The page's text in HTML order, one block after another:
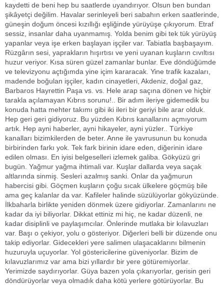
kaydetti de beni hep bu saatlerde uyandırıyor. Olsun ben bundan
şikâyetçi değilim. Havalar serinleyeli beri sabahın erken saatlerinde,
güneşin doğum öncesi kızıllığı eşliğinde yürüyüşe çıkıyorum. Etraf
sessiz, insanlar daha uyanmamış. Yolda benim gibi tek tük yürüyüş
yapanlar veya işe erken başlayan işçiler var. Tabiatla başbaşayım.
Rüzgârın sesi, yaprakların hışırtısı ve yeni uyanan kuşların cıvıltısı
huzur veriyor. Kısa süren güzel zamanlar bunlar. Eve döndüğümde
ve televizyonu açtığımda yine içim kararacak. Yine trafik kazaları,
madende boğulan işçiler, kadın cinayetleri, Akdeniz, doğal gaz,
Barbaros Hayrettin Paşa vs. vs. Hele arap saçına dönen ve hiçbir
tarakla açılamayan Kıbrıs sorunu!.. Bir adım ileriye gidemedik bu
konuda hatta mehter takımı gibi iki ileri bir geriyi bile arar olduk.
Hep geri geri gidiyoruz. Bu yüzden Kıbrıs kanallarını açmıyorum
artık. Hep ayni haberler, ayni hikayeler, ayni yüzler.. Türkiye
kanalları bizimkilerden de beter. Anne ile yavrusunun bu konuda
birbirinden farkı yok. Tek fark birinin idare eden, diğerinin idare
edilen olması. En iyisi belgeselleri izlemek galiba. Gökyüzü gri
bugün. Yağmur yağma ihtimali var. Kuşlar dallarda veya saçak
altlarında sinmiş. Sesleri azalmış sanki. Onlar da yağmurun
habercisi gibi. Göçmen kuşların çoğu sıcak ülkelere göçmüş bile
ama geç kalanlar da var. Kafileler halinde süzülüyorlar gökyüzünde.
İlkbaharla birlikte yeniden dönmek üzere gidiyorlar. Zamanlarını ne
kadar da iyi biliyorlar. Dikkat ettiniz mi hiç, ne kadar düzenli, ne
kadar disiplinli ve paylaşımcılar. Önlerinde mutlaka bir kılavuzları
var. Başı o çekiyor, yolu o gösteriyor. Diğerleri belli bir düzende onu
takip ediyorlar. Gidecekleri yere salimen ulaşacaklarını bilmenin
huzuruyla uçuyorlar. Yol göstericilerine güveniyorlar. Bizim de
kılavuzlarımız var ama bizi yıllardır bir yere götüremiyorlar.
Yerimizde saydırıyorlar. Güya bazen yola çıkarıyorlar, gerisin geri
döndürüyorlar veya olmadık daha kötü yerlere götürüyorlar. Bu